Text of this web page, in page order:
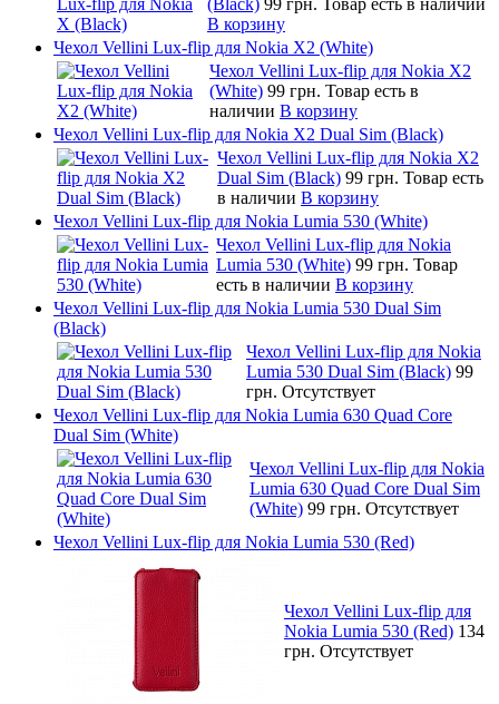
В корзину
Чехол Vellini Lux-flip для Nokia X2 (White)
Чехол Vellini Lux-flip для Nokia X2
(White) 99 грн. Товар есть в
наличии В корзину
Чехол Vellini Lux-flip для Nokia X2 Dual Sim (Black)
Чехол Vellini Lux-flip для Nokia X2
Dual Sim (Black) 99 грн. Товар есть
в наличии В корзину
Чехол Vellini Lux-flip для Nokia Lumia 530 (White)
Чехол Vellini Lux-flip для Nokia
Lumia 530 (White) 99 грн. Товар
есть в наличии В корзину
Чехол Vellini Lux-flip для Nokia Lumia 530 Dual Sim
(Black)
Чехол Vellini Lux-flip для Nokia
Lumia 530 Dual Sim (Black) 99
грн. Отсутствует
Чехол Vellini Lux-flip для Nokia Lumia 630 Quad Core
Dual Sim (White)
Чехол Vellini Lux-flip для Nokia
Lumia 630 Quad Core Dual Sim
(White) 99 грн. Отсутствует
Чехол Vellini Lux-flip для Nokia Lumia 530 (Red)
Чехол Vellini Lux-flip для
Nokia Lumia 530 (Red) 134
грн. Отсутствует